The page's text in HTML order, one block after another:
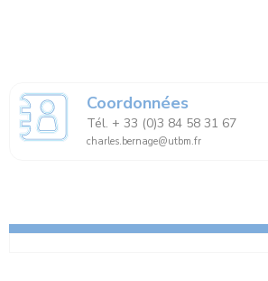
Coordonnées
Tél. + 33 (0)3 84 58 31 67
charles.bernage@utbm.fr